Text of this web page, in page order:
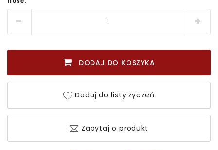
DODAJ DO KOSZYKA
Dodaj do listy życzeń
Zapytaj o produkt